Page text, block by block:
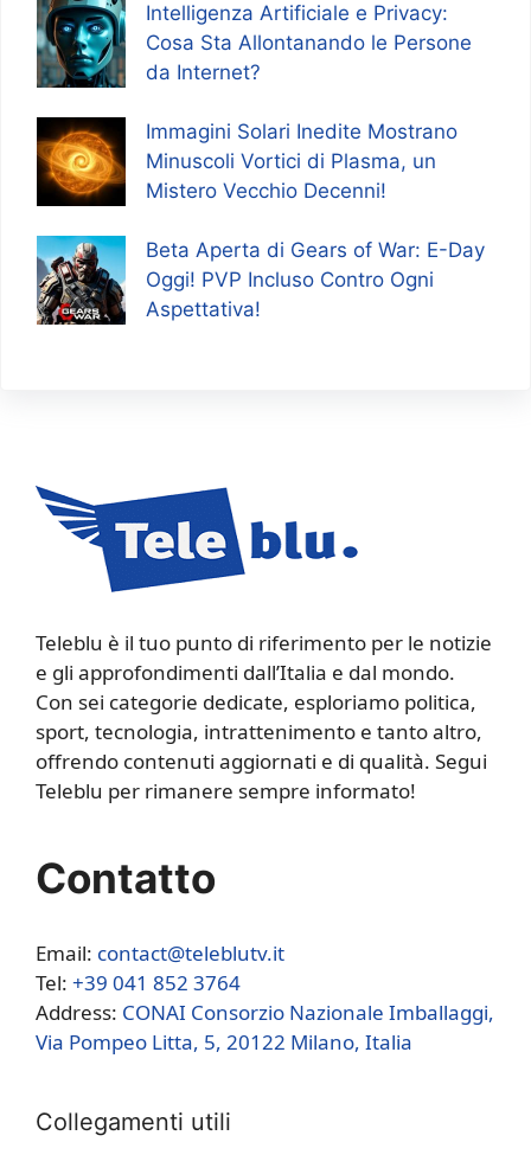
Intelligenza Artificiale e Privacy:
Cosa Sta Allontanando le Persone
da Internet?
Immagini Solari Inedite Mostrano
Minuscoli Vortici di Plasma, un
Mistero Vecchio Decenni!
Beta Aperta di Gears of War: E-Day
Oggi! PVP Incluso Contro Ogni
Aspettativa!
Teleblu è il tuo punto di riferimento per le notizie
e gli approfondimenti dall’Italia e dal mondo.
Con sei categorie dedicate, esploriamo politica,
sport, tecnologia, intrattenimento e tanto altro,
offrendo contenuti aggiornati e di qualità. Segui
Teleblu per rimanere sempre informato!
Contatto
Email: contact@teleblutv.it
Tel: +39 041 852 3764
Address: CONAI Consorzio Nazionale Imballaggi,
Via Pompeo Litta, 5, 20122 Milano, Italia
Collegamenti utili